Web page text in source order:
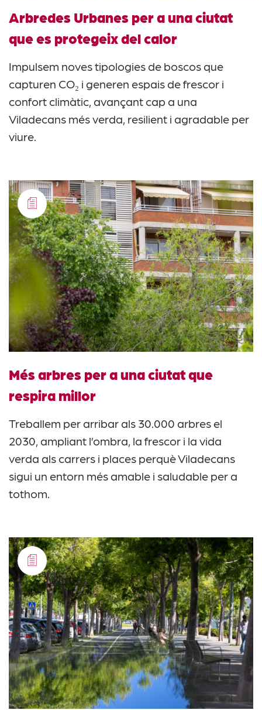
Arbredes Urbanes per a una ciutat
que es protegeix del calor
Impulsem noves tipologies de boscos que
capturen CO₂ i generen espais de frescor i
confort climàtic, avançant cap a una
Viladecans més verda, resilient i agradable per
viure.
Més arbres per a una ciutat que
respira millor
Treballem per arribar als 30.000 arbres el
2030, ampliant l’ombra, la frescor i la vida
verda als carrers i places perquè Viladecans
sigui un entorn més amable i saludable per a
tothom.